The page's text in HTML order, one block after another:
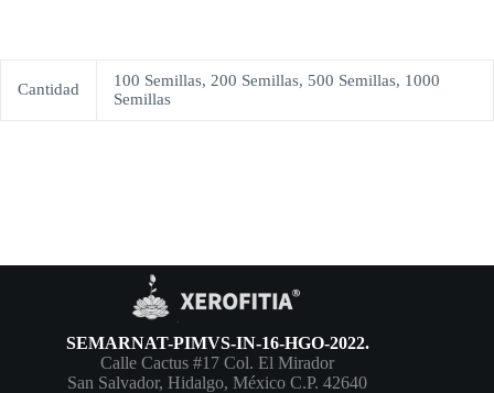
Cantidad
100 Semillas, 200 Semillas, 500 Semillas, 1000
Semillas
SEMARNAT-PIMVS-IN-16-HGO-2022.
Calle Cactus #17 Col. El Mirador
San Salvador, Hidalgo, México C.P. 42640